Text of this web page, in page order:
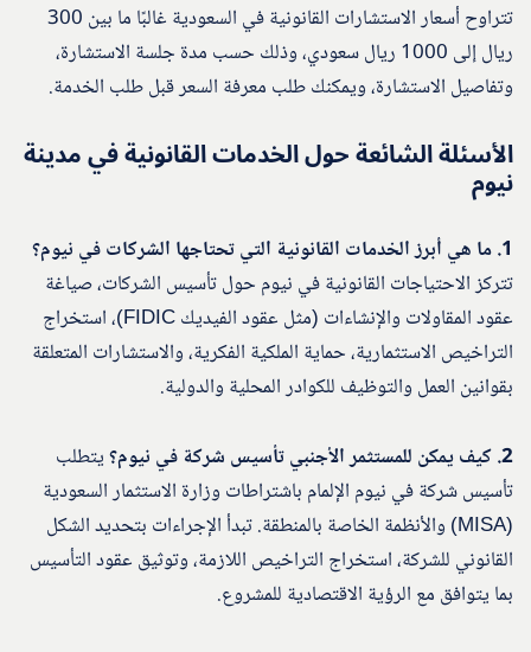
تتراوح أسعار الاستشارات القانونية في السعودية غالبًا ما بين 300
ريال إلى 1000 ريال سعودي، وذلك حسب مدة جلسة الاستشارة،
وتفاصيل الاستشارة، ويمكنك طلب معرفة السعر قبل طلب الخدمة.
الأسئلة الشائعة حول الخدمات القانونية في مدينة
نيوم
1. ما هي أبرز الخدمات القانونية التي تحتاجها الشركات في نيوم؟
تتركز الاحتياجات القانونية في نيوم حول تأسيس الشركات، صياغة
عقود المقاولات والإنشاءات (مثل عقود الفيديك FIDIC)، استخراج
التراخيص الاستثمارية، حماية الملكية الفكرية، والاستشارات المتعلقة
بقوانين العمل والتوظيف للكوادر المحلية والدولية.
2. كيف يمكن للمستثمر الأجنبي تأسيس شركة في نيوم؟
يتطلب
تأسيس شركة في نيوم الإلمام باشتراطات وزارة الاستثمار السعودية
(MISA) والأنظمة الخاصة بالمنطقة. تبدأ الإجراءات بتحديد الشكل
القانوني للشركة، استخراج التراخيص اللازمة، وتوثيق عقود التأسيس
بما يتوافق مع الرؤية الاقتصادية للمشروع.